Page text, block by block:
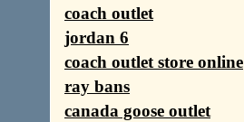
coach outlet
jordan 6
coach outlet store online
ray bans
canada goose outlet